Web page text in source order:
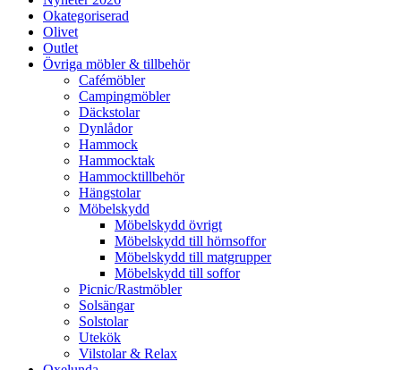
Okategoriserad
Olivet
Outlet
Övriga möbler & tillbehör
Cafémöbler
Campingmöbler
Däckstolar
Dynlådor
Hammock
Hammocktak
Hammocktillbehör
Hängstolar
Möbelskydd
Möbelskydd övrigt
Möbelskydd till hörnsoffor
Möbelskydd till matgrupper
Möbelskydd till soffor
Picnic/Rastmöbler
Solsängar
Solstolar
Utekök
Vilstolar & Relax